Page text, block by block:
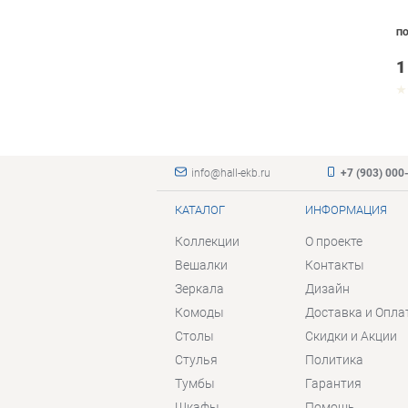
info@hall-ekb.ru +7 (903)
КАТАЛОГ
Коллекции
Вешалки
Зеркала
Комоды
Столы
Стулья
Тумбы
ИНФОРМАЦИЯ
О проекте
Контакты
Дизайн
Доставка и
Скидки и Акции
Политика
Гарантия